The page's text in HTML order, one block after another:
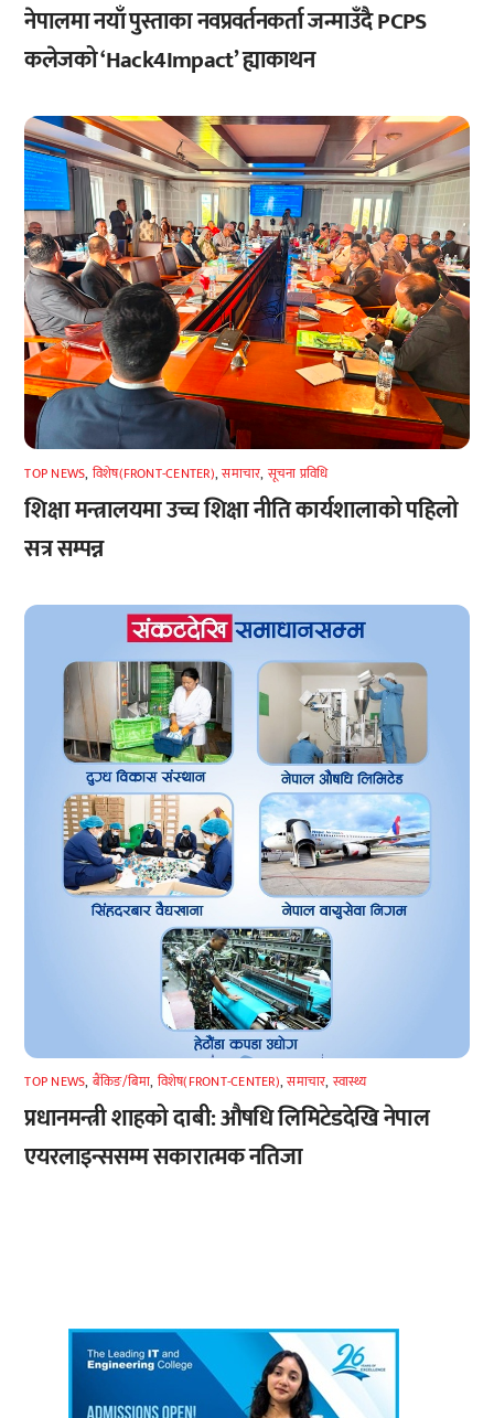
नेपालमा नयाँ पुस्ताका नवप्रवर्तनकर्ता जन्माउँदै PCPS
कलेजको ‘Hack4Impact’ ह्याकाथन
TOP NEWS, विशेष(FRONT-CENTER),समाचार, सूचना प्रविधि
शिक्षा मन्त्रालयमा उच्च शिक्षा नीति कार्यशालाको पहिलो
सत्र सम्पन्न
TOP NEWS, बैंकिङ/बिमा, विशेष(FRONT-CENTER),समाचार, स्वास्थ्य
प्रधानमन्त्री शाहको दाबी: औषधि लिमिटेडदेखि नेपाल
एयरलाइन्ससम्म सकारात्मक नतिजा